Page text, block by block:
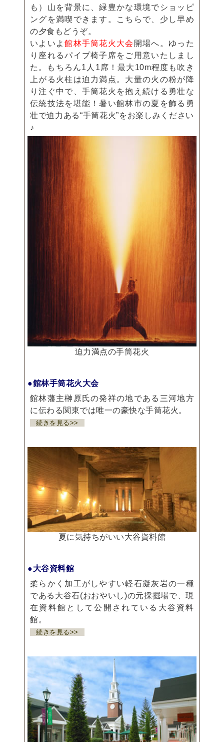
も）山を背景に、緑豊かな環境でショッピ
ングを満喫できます。こちらで、少し早め
の夕食もどうぞ。
いよいよ館林手筒花火大会 開場へ。ゆった
り座れるパイプ椅子席をご用意いたしまし
た。もちろん1人1席！最大10m程度も吹き
上がる火柱は迫力満点。大量の火の粉が降
り注ぐ中で、手筒花火を抱え続ける勇壮な
伝統技法を堪能！暑い館林市の夏を飾る勇
壮で迫力ある“手筒花火”をお楽しみください
♪
迫力満点の手筒花火
●館林手筒花火大会
館林藩主榊原氏の発祥の地である三河地方
に伝わる関東では唯一の豪快な手筒花火。
続きを見る>>
夏に気持ちがいい大谷資料館
●大谷資料館
柔らかく加工がしやすい軽石凝灰岩の一種
である大谷石(おおやいし)の元採掘場で、現
在資料館として公開されている大谷資料
館。
続きを見る>>